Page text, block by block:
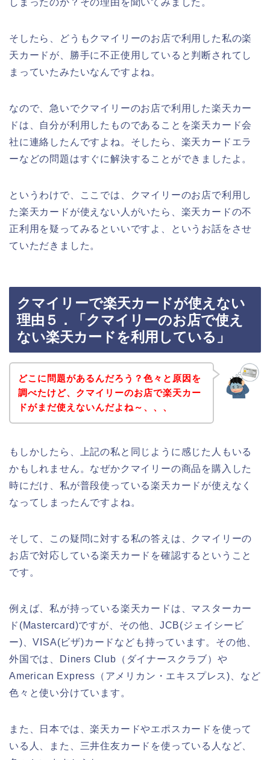
そしたら、どうもクマイリーのお店で利用した私の楽
天カードが、勝手に不正使用していると判断されてし
まっていたみたいなんですよね。
なので、急いでクマイリーのお店で利用した楽天カー
ドは、自分が利用したものであることを楽天カード会
社に連絡したんですよね。そしたら、楽天カードエラ
ーなどの問題はすぐに解決することができましたよ。
というわけで、ここでは、クマイリーのお店で利用し
た楽天カードが使えない人がいたら、楽天カードの不
正利用を疑ってみるといいですよ、というお話をさせ
ていただきました。
クマイリーで楽天カードが使えない
理由５．「クマイリーのお店で使え
ない楽天カードを利用している」
どこに問題があるんだろう？色々と原因を
調べたけど、クマイリーのお店で楽天カー
ドがまだ使えないんだよね～、、、
もしかしたら、上記の私と同じように感じた人もいる
かもしれません。なぜかクマイリーの商品を購入した
時にだけ、私が普段使っている楽天カードが使えなく
なってしまったんですよね。
そして、この疑問に対する私の答えは、クマイリーの
お店で対応している楽天カードを確認するということ
です。
例えば、私が持っている楽天カードは、マスターカー
ド(Mastercard)ですが、その他、JCB(ジェイシービ
ー)、VISA(ビザ)カードなども持っています。その他、
外国では、Diners Club（ダイナースクラブ）や
American Express（アメリカン・エキスプレス)、など
色々と使い分けています。
また、日本では、楽天カードやエポスカードを使って
いる人、また、三井住友カードを使っている人など、